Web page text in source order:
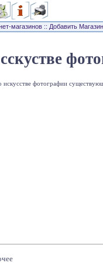
магазинов :: Добавить Магазин
фотографии